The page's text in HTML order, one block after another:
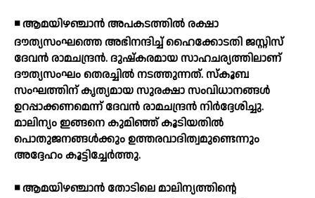
◾ ആമയിഴഞ്ചാന്‍ അപകടത്തില്‍ രക്ഷാ
ദൗത്യസംഘത്തെ അഭിനന്ദിച്ച് ഹൈക്കോടതി ജസ്റ്റിസ്
ദേവന്‍ രാമചന്ദ്രന്‍. ദുഷ്‌കരമായ സാഹചര്യത്തിലാണ്
ദൗത്യസംഘം തെരച്ചില്‍ നടത്തുന്നത്. സ്‌കൂബ
സംഘത്തിന് കൃത്യമായ സുരക്ഷാ സംവിധാനങ്ങള്‍
ഉറപ്പാക്കണമെന്ന് ദേവന്‍ രാമചന്ദ്രന്‍ നിര്‍ദ്ദേശിച്ചു.
മാലിന്യം ഇങ്ങനെ കുമിഞ്ഞ് കൂടിയതില്‍
പൊതുജനങ്ങള്‍ക്കും ഉത്തരവാദിത്വമുണ്ടെന്നും
അദ്ദേഹം കൂട്ടിച്ചേര്‍ത്തു.
◾ ആമയിഴഞ്ചാന്‍ തോടിലെ മാലിന്യത്തിന്റെ